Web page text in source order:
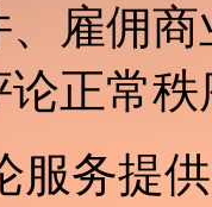
、雇佣
正常
服务提